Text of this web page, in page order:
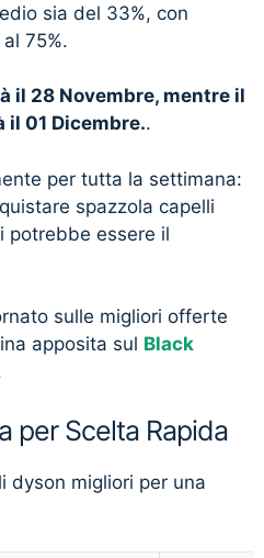
sia del 33%, con
75%.
il 28 Novembre, mentre il
il 01 Dicembre..
per tutta la settimana:
spazzola capelli
potrebbe essere il
sulle migliori offerte
apposita sul Black
per Scelta Rapida
dyson migliori per una